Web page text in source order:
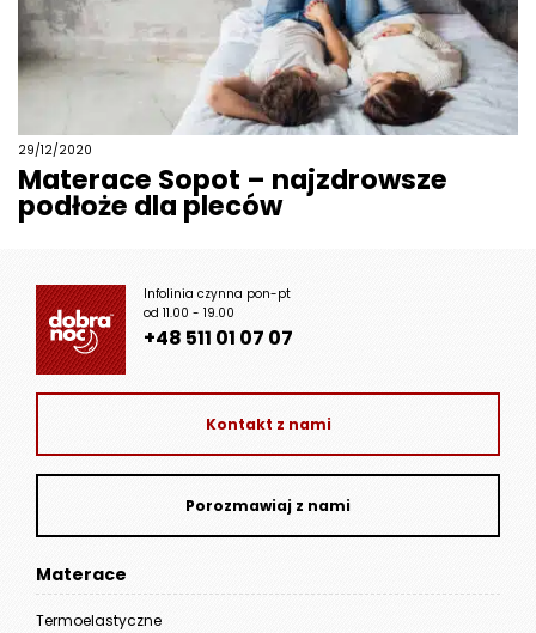
29/12/2020
Materace Sopot – najzdrowsze
podłoże dla pleców
Infolinia czynna pon-pt
od 11.00 - 19.00
+48 511 01 07 07
Kontakt z nami
Porozmawiaj z nami
Materace
Termoelastyczne